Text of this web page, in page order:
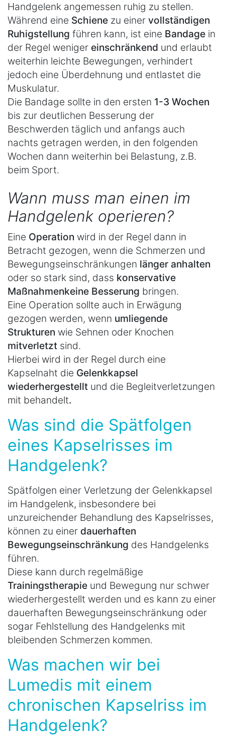
Handgelenk angemessen ruhig zu stellen.
Während eine Schiene zu einer vollständigen
Ruhigstellung führen kann, ist eine Bandage in
der Regel weniger einschränkend und erlaubt
weiterhin leichte Bewegungen, verhindert
jedoch eine Überdehnung und entlastet die
Muskulatur.
Die Bandage sollte in den ersten 1-3 Wochen
bis zur deutlichen Besserung der
Beschwerden täglich und anfangs auch
nachts getragen werden, in den folgenden
Wochen dann weiterhin bei Belastung, z.B.
beim Sport.
Wann muss man einen im
Handgelenk operieren?
Eine Operation wird in der Regel dann in
Betracht gezogen, wenn die Schmerzen und
Bewegungseinschränkungen länger anhalten
oder so stark sind, dass konservative
Maßnahmenkeine Besserung bringen.
Eine Operation sollte auch in Erwägung
gezogen werden, wenn umliegende
Strukturen wie Sehnen oder Knochen
mitverletzt sind.
Hierbei wird in der Regel durch eine
Kapselnaht die Gelenkkapsel
wiederhergestellt und die Begleitverletzungen
mit behandelt.
Was sind die Spätfolgen
eines Kapselrisses im
Handgelenk?
Spätfolgen einer Verletzung der Gelenkkapsel
im Handgelenk, insbesondere bei
unzureichender Behandlung des Kapselrisses,
können zu einer dauerhaften
Bewegungseinschränkung des Handgelenks
führen.
Diese kann durch regelmäßige
Trainingstherapie und Bewegung nur schwer
wiederhergestellt werden und es kann zu einer
dauerhaften Bewegungseinschränkung oder
sogar Fehlstellung des Handgelenks mit
bleibenden Schmerzen kommen.
Was machen wir bei
Lumedis mit einem
chronischen Kapselriss im
Handgelenk?